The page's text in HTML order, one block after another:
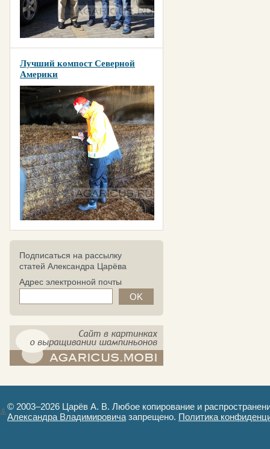
Лучший компост Северной
Америки
Подписаться на рассылку
статей Александра Царёва
Адрес электронной почты
© 2003–2026 Царёв А. В. Любое копирование и
Александра Владимировича запрещено. Политика
Авторизация